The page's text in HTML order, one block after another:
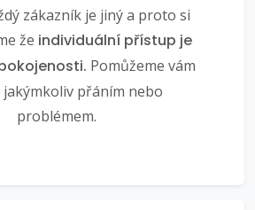
zákazník je jiný a proto si
že individuální přístup je
Pomůžeme vám
přáním nebo
problémem.